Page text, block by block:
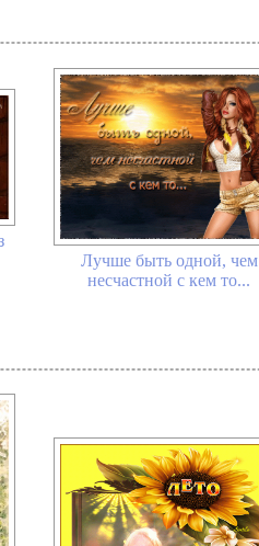
Лучше быть одной, чем
несчастной с кем то...